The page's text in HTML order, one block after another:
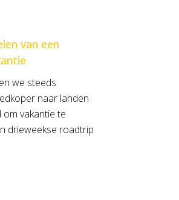
van een
we steeds
naar landen
vakantie te
drieweekse roadtrip